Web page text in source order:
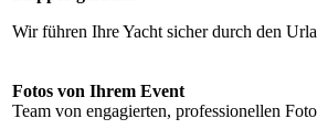
Wir führen Ihre Yacht sicher durch den
Fotos von Ihrem Event
Team von engagierten, professionellen